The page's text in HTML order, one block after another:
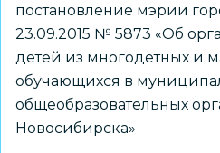
постановление мэрии
23.09.2015 № 5873 «Об
детей из многодетных и
обучающихся в
общеобразовательных
Новосибирска»